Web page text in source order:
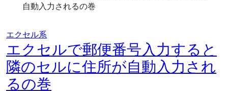
自動入力されるの巻
エクセル系
エクセルで郵便番号入力すると
隣のセルに住所が自動入力され
るの巻